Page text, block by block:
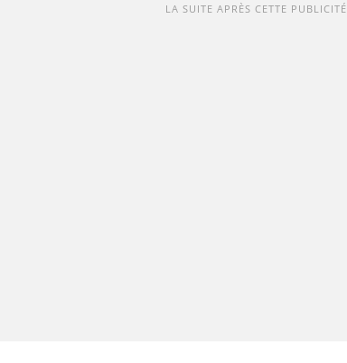
LA SUITE APRÈS CETTE PUBLICITÉ